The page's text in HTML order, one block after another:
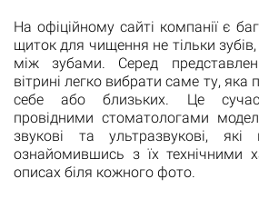
На офіційному сайті компанії є
щиток для чищення не тільки
між зубами. Серед
вітрині легко вибрати саме ту, яка
себе або близьких. Це
провідними стоматологами
звукові та ультразвукові,
ознайомившись з їх технічними
описах біля кожного фото.